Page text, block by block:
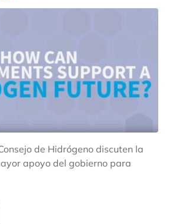
de Hidrógeno discuten la
apoyo del gobierno para